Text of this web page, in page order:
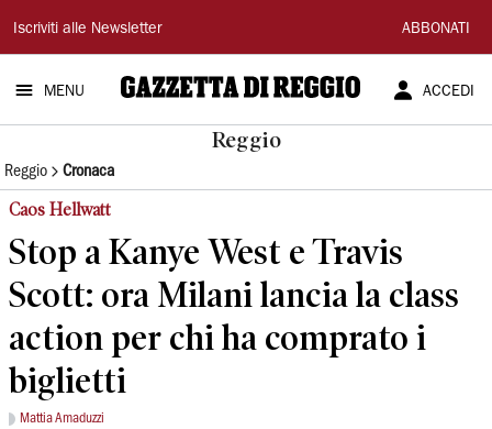
Gazzetta
di
Reggio
Iscriviti alle Newsletter ABBONATI
MENU ACCEDI
Reggio
Reggio Cronaca
Caos Hellwatt
Stop a Kanye West e Travis
Scott: ora Milani lancia la class
action per chi ha comprato i
biglietti
Mattia Amaduzzi